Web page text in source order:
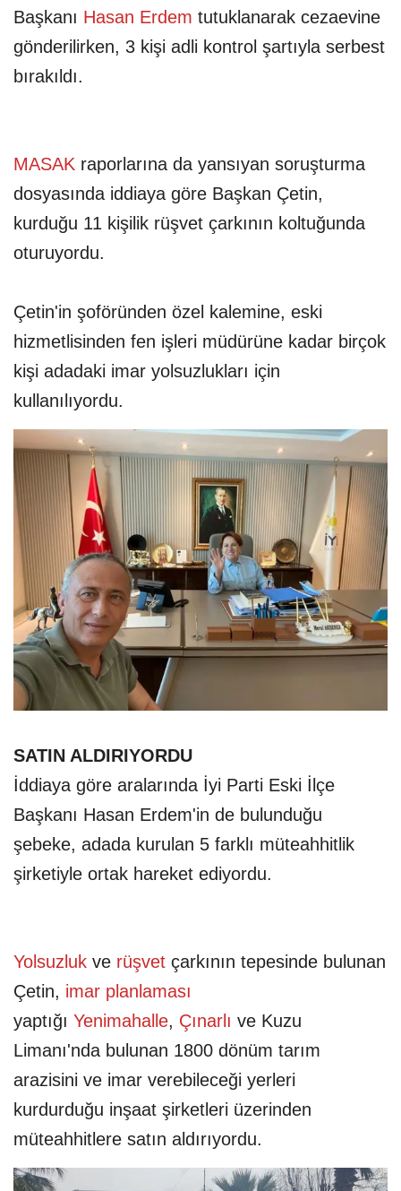
Başkanı Hasan Erdem tutuklanarak cezaevine
gönderilirken, 3 kişi adli kontrol şartıyla serbest
bırakıldı.
MASAK raporlarına da yansıyan soruşturma
dosyasında iddiaya göre Başkan Çetin,
kurduğu 11 kişilik rüşvet çarkının koltuğunda
oturuyordu.
Çetin'in şoföründen özel kalemine, eski
hizmetlisinden fen işleri müdürüne kadar birçok
kişi adadaki imar yolsuzlukları için
kullanılıyordu.
SATIN ALDIRIYORDU
İddiaya göre aralarında İyi Parti Eski İlçe
Başkanı Hasan Erdem'in de bulunduğu
şebeke, adada kurulan 5 farklı müteahhitlik
şirketiyle ortak hareket ediyordu.
Yolsuzluk ve rüşvet çarkının tepesinde bulunan
Çetin, imar planlaması
yaptığı Yenimahalle, Çınarlı ve Kuzu
Limanı'nda bulunan 1800 dönüm tarım
arazisini ve imar verebileceği yerleri
kurdurduğu inşaat şirketleri üzerinden
müteahhitlere satın aldırıyordu.